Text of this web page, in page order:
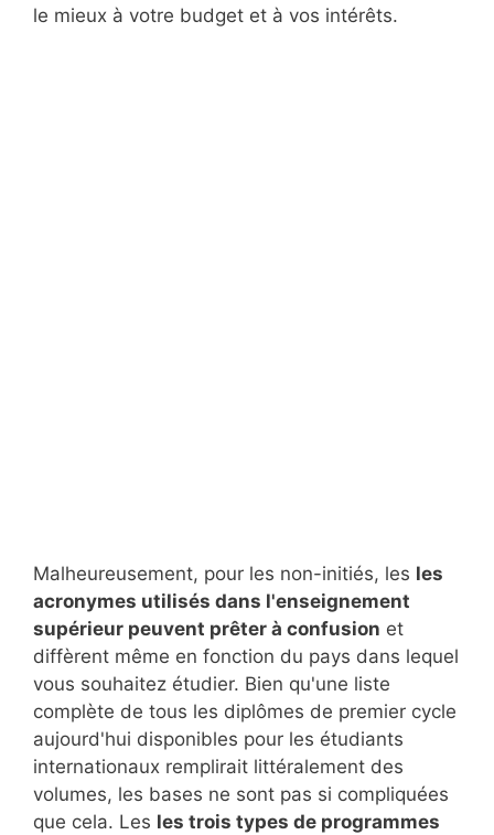
le mieux à votre budget et à vos intérêts.
Malheureusement, pour les non-initiés, les les
acronymes utilisés dans l'enseignement
supérieur peuvent prêter à confusion et
diffèrent même en fonction du pays dans lequel
vous souhaitez étudier. Bien qu'une liste
complète de tous les diplômes de premier cycle
aujourd'hui disponibles pour les étudiants
internationaux remplirait littéralement des
volumes, les bases ne sont pas si compliquées
que cela. Les les trois types de programmes